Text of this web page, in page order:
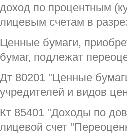
доход по процентным
лицевым счетам в
Ценные бумаги,
бумаг, подлежат
Дт 80201 "Ценные
учредителей и видов
Кт 85401 "Доходы по
лицевой счет